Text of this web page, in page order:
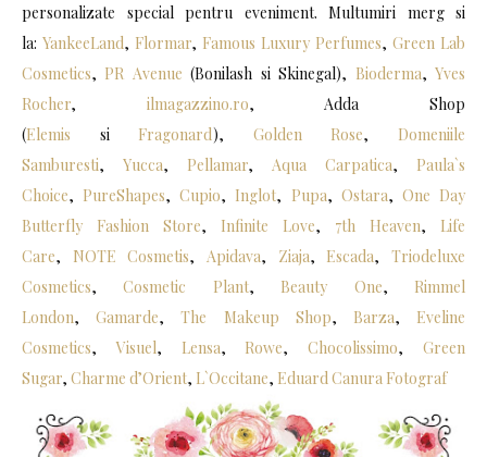
personalizate special pentru eveniment. Multumiri merg si
la: YankeeLand, Flormar, Famous Luxury Perfumes, Green Lab
Cosmetics, PR Avenue (Bonilash si Skinegal), Bioderma,Yves
Rocher, ilmagazzino.ro, Adda Shop
(Elemis si Fragonard), Golden Rose, Domeniile
Samburesti, Yucca, Pellamar, Aqua Carpatica, Paula`s
Choice, PureShapes,Cupio, Inglot, Pupa, Ostara, One Day
Butterfly Fashion Store, Infinite Love, 7th Heaven, Life
Care, NOTE Cosmetis, Apidava, Ziaja, Escada,Triodeluxe
Cosmetics,Cosmetic Plant, Beauty One, Rimmel
London,Gamarde,The Makeup Shop, Barza, Eveline
Cosmetics,Visuel, Lensa, Rowe,Chocolissimo,Green
Sugar, Charme d’Orient, L`Occitane, Eduard Canura Fotograf